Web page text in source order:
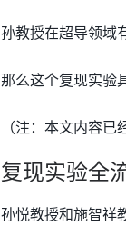
孙教授在超导领域
那么这个复现实验
（注：本文内容已
复现实验全
孙悦教授和施智祥